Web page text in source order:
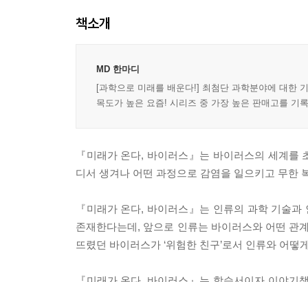
책소개
MD 한마디
[과학으로 미래를 배운다!] 최첨단 과학분야에 대한
목도가 높은 요즘! 시리즈 중 가장 높은 판매고를 기
『미래가 온다, 바이러스』는 바이러스의 세계
디서 생겨나 어떤 과정으로 감염을 일으키고 무한
『미래가 온다, 바이러스』는 인류의 과학 기술
존재한다는데, 앞으로 인류는 바이러스와 어떤 관
뜨렸던 바이러스가 ‘위험한 친구’로서 인류와 어